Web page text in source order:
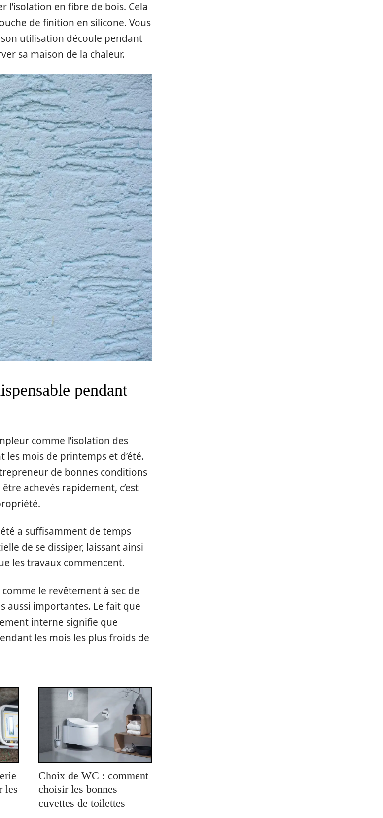
en fibre de bois. Cela
de finition en silicone. Vous
utilisation découle pendant
sa maison de la chaleur.
pendant
comme l’isolation des
mois de printemps et d’été.
de bonnes conditions
achevés rapidement, c’est
a suffisamment de temps
de se dissiper, laissant ainsi
les travaux commencent.
le revêtement à sec de
aussi importantes. Le fait que
interne signifie que
les mois les plus froids de
les
Choix de WC : comment
choisir les bonnes
cuvettes de toilettes